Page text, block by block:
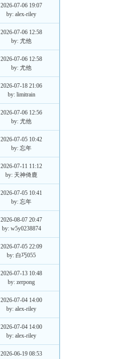
2026-07-06 19:07
by: alex-riley
2026-07-06 12:58
by: 尤他
2026-07-06 12:58
by: 尤他
2026-07-18 21:06
by: limitrain
2026-07-06 12:56
by: 尤他
2026-07-05 10:42
by: 忘年
2026-07-11 11:12
by: 天神倚鹿
2026-07-05 10:41
by: 忘年
2026-08-07 20:47
by: w5y0238874
2026-07-05 22:09
by: 白巧055
2026-07-13 10:48
by: zerpong
2026-07-04 14:00
by: alex-riley
2026-07-04 14:00
by: alex-riley
2026-06-19 08:53